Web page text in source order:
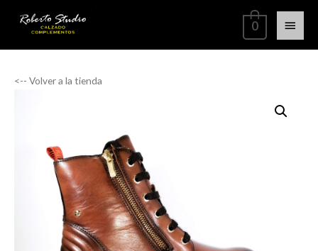
0
<-- Volver a la tienda